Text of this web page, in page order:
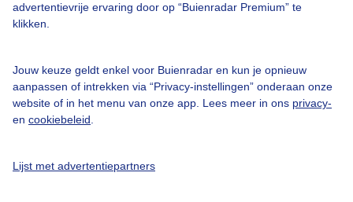
advertentievrije ervaring door op “Buienradar Premium” te
klikken.
Jouw keuze geldt enkel voor Buienradar en kun je opnieuw
aanpassen of intrekken via “Privacy-instellingen” onderaan onze
website of in het menu van onze app. Lees meer in ons privacy-
en cookiebeleid
Lijst met advertentiepartners
Toegankelijkheid
Buienradar Team
Privacy beleid
Privacy instellingen